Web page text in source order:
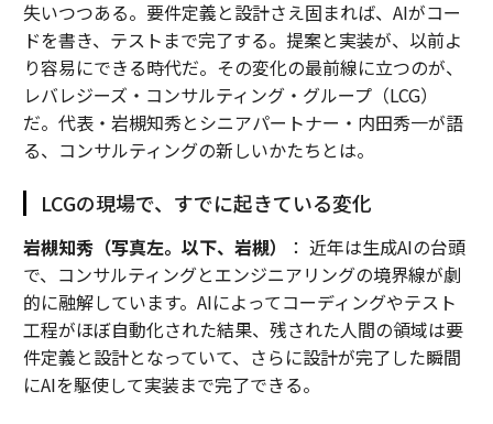
失いつつある。要件定義と設計さえ固まれば、AIがコー
ドを書き、テストまで完了する。提案と実装が、以前よ
り容易にできる時代だ。その変化の最前線に立つのが、
レバレジーズ・コンサルティング・グループ（LCG）
だ。代表・岩槻知秀とシニアパートナー・内田秀一が語
る、コンサルティングの新しいかたちとは。
LCGの現場で、すでに起きている変化
岩槻知秀（写真左。以下、岩槻）
： 近年は生成AIの台頭
で、コンサルティングとエンジニアリングの境界線が劇
的に融解しています。AIによってコーディングやテスト
工程がほぼ自動化された結果、残された人間の領域は要
件定義と設計となっていて、さらに設計が完了した瞬間
にAIを駆使して実装まで完了できる。